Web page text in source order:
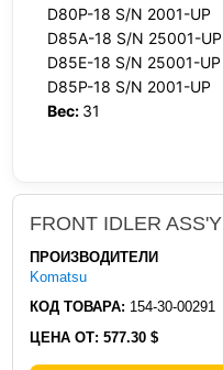
D80P-18 S/N 2001-UP
D85A-18 S/N 25001-UP
D85E-18 S/N 25001-UP
D85P-18 S/N 2001-UP
Вес: 31
FRONT IDLER ASS'Y
ПРОИЗВОДИТЕЛИ
Komatsu
КОД ТОВАРА: 154-30-00291
ЦЕНА ОТ: 577.30 $